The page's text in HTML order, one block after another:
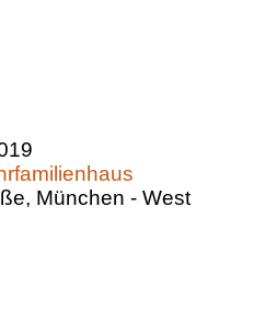
München - West